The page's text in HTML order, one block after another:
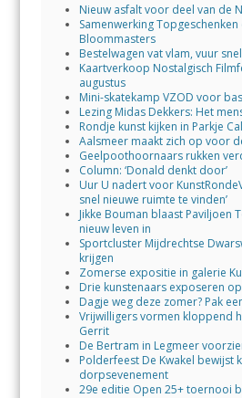
Nieuw asfalt voor deel van de
Samenwerking
Bloommasters
Bestelwagen vat vlam, vuur
Kaartverkoop Nostalgisch
augustus
Mini-skatekamp VZOD voor
Lezing Midas Dekkers: Het
Rondje kunst kijken in Parkje
Aalsmeer maakt zich op voor
Geelpoothoornaars rukken
Column: ‘Donald denkt door’
Uur U nadert voor
snel nieuwe ruimte te vinden’
Jikke Bouman blaast Paviljoen
nieuw leven in
Sportcluster Mijdrechtse
krijgen
Zomerse expositie in galerie
Drie kunstenaars exposeren
Dagje weg deze zomer? Pak
Vrijwilligers vormen kloppend
Gerrit
De Bertram in Legmeer
Polderfeest De Kwakel bewijst
dorpsevenement
29e editie Open 25+ toernooi